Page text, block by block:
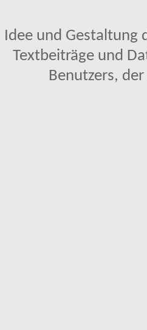
Idee und Gestaltung
Textbeiträge und
Benutzers,